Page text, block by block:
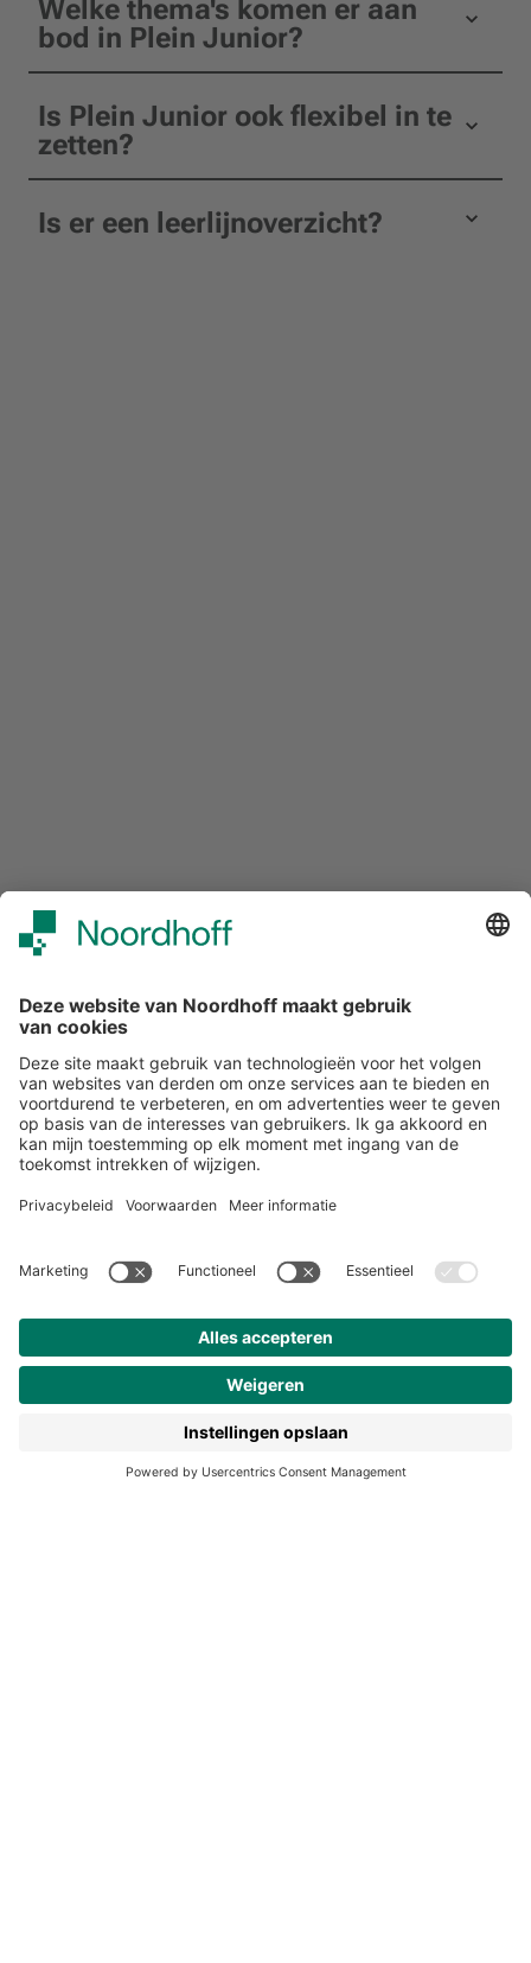
Welke thema's komen er aan
bod in Plein Junior?
Is Plein Junior ook flexibel in te
zetten?
Is er een leerlijnoverzicht?
Over ons
Klantenservice